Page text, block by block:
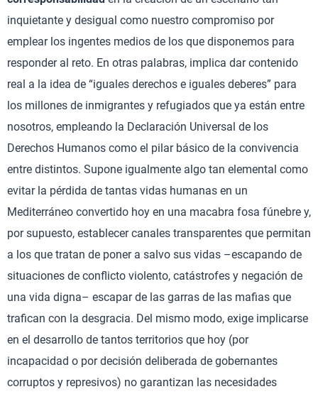
inquietante y desigual como nuestro compromiso por
emplear los ingentes medios de los que disponemos para
responder al reto. En otras palabras, implica dar contenido
real a la idea de “iguales derechos e iguales deberes” para
los millones de inmigrantes y refugiados que ya están entre
nosotros, empleando la Declaración Universal de los
Derechos Humanos como el pilar básico de la convivencia
entre distintos. Supone igualmente algo tan elemental como
evitar la pérdida de tantas vidas humanas en un
Mediterráneo convertido hoy en una macabra fosa fúnebre y,
por supuesto, establecer canales transparentes que permitan
a los que tratan de poner a salvo sus vidas –escapando de
situaciones de conflicto violento, catástrofes y negación de
una vida digna– escapar de las garras de las mafias que
trafican con la desgracia. Del mismo modo, exige implicarse
en el desarrollo de tantos territorios que hoy (por
incapacidad o por decisión deliberada de gobernantes
corruptos y represivos) no garantizan las necesidades